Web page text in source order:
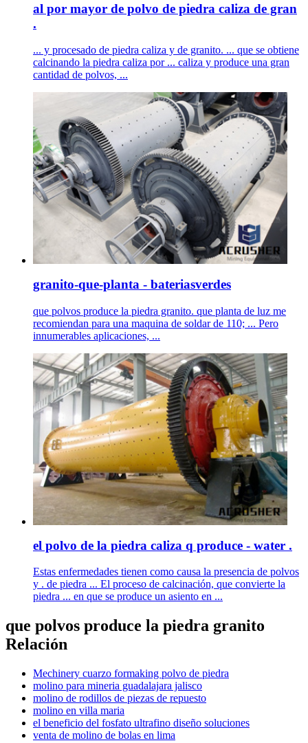
al por mayor de polvo de piedra caliza de gran
.
... y procesado de piedra caliza y de granito. ... que se obtiene
calcinando la piedra caliza por ... caliza y produce una gran
cantidad de polvos, ...
granito-que-planta - bateriasverdes
que polvos produce la piedra granito. que planta de luz me
recomiendan para una maquina de soldar de 110; ... Pero
innumerables aplicaciones, ...
el polvo de la piedra caliza q produce - water .
Estas enfermedades tienen como causa la presencia de polvos
y . de piedra ... El proceso de calcinación, que convierte la
piedra ... en que se produce un asiento en ...
que polvos produce la piedra granito
Relación
Mechinery cuarzo formaking polvo de piedra
molino para mineria guadalajara jalisco
molino de rodillos de piezas de repuesto
molino en villa maria
el beneficio del fosfato ultrafino diseño soluciones
venta de molino de bolas en lima